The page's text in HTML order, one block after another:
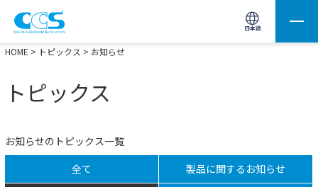
日本語
画像処理用の製品検索 サイト内検索(Enterで実行)
HOME > トピックス > お知らせ
トピックス
お知らせのトピックス一覧
全て
製品に関するお知らせ